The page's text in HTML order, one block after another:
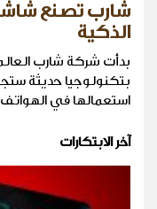
شارب تصنع
الذكية
بدأت شركة شارب
بتكنولوجيا حديثة
استعمالها في الهواتف
آخر الابتكارات